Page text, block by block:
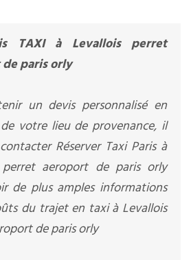
TAXI à Levallois perret
paris orly
un devis personnalisé en
votre lieu de provenance, il
Réserver Taxi Paris à
perret aeroport de paris orly
de plus amples informations
du trajet en taxi à Levallois
de paris orly